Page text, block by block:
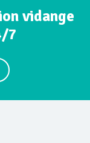
vidange
7